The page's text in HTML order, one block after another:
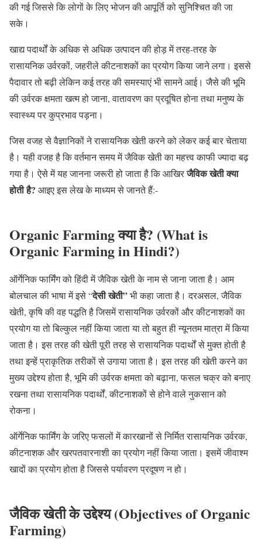
की गई जिससे कि लोगों के लिए भोजन की आपूर्ति को सुनिश्चित की जा
सके।
खाद्य पदार्थों के अधिक से अधिक उत्पादन की होड़ में तरह-तरह के
रासायनिक उर्वरकों, जहरीले कीटनाशकों का प्रयोग किया जाने लगा। इससे
पैदावार तो बढ़ी लेकिन कई तरह की समस्याएं भी सामने आई। जैसे की भूमि
की उर्वरक क्षमता खत्म हो जाना, वातावरण का प्रदूषित होना तथा मनुष्य के
स्वास्थ्य पर कुप्रभाव पड़ना।
जिस वजह से वैज्ञानिकों ने रासायनिक खेती करने को लेकर कई बार चेताया
है। यही वजह है कि वर्तमान समय में जैविक खेती का महत्त्व काफी ज्यादा बढ़
गया है। ऐसे में यह जानना जरूरी हो जाता है कि आखिरजैविक खेती क्या
होती है? आइए इस लेख के माध्यम से जानते हैं:-
Organic Farming क्या है? (What is
Organic Farming in Hindi?)
ऑर्गेनिक फार्मिंग को हिंदी में जैविक खेती के नाम से जाना जाता है। आम
बोलचाल की भाषा में इसे “देसी खेती”भी कहा जाता है। दरअसल, जैविक
खेती, कृषि की वह पद्धति है जिसमें रासायनिक उर्वरकों और कीटनाशकों का
प्रयोग या तो बिल्कुल नहीं किया जाता या तो बहुत ही न्यूनतम मात्रा में किया
जाता है। इस तरह की खेती पूरी तरह से रासायनिक पदार्थों से मुक्त होती है
तथा इन्हें प्राकृतिक तरीकों से उगाया जाता है। इस तरह की खेती करने का
मुख्य उद्देश्य होता है, भूमि की उर्वरक क्षमता को बढ़ाना, फसल चक्र को बनाए
रखना तथा रासायनिक पदार्थों, कीटनाशकों से होने वाले नुकसान को
रोकना।
ऑर्गेनिक फार्मिंग के जरिए फसलों में कारखानों से निर्मित रासायनिक उर्वरक,
कीटनाशक और खरपतवारनाशी का प्रयोग नहीं किया जाता। इसमें जीवाश्म
खादों का प्रयोग होता है जिससे पर्यावरण प्रदूषण न हो।
जैविक खेती के उद्देश्य (Objectives of Organic
Farming)